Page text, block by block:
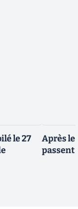
le 27
Après le
passent